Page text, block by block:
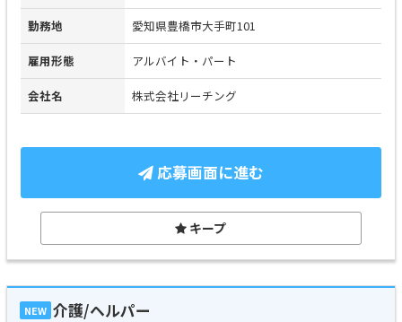
勤務地 愛知県豊橋市大手町101
雇用形態 アルバイト・パート
会社名 株式会社リーチング
応募画面に進む
キープ
NEW 介護/ヘルパー